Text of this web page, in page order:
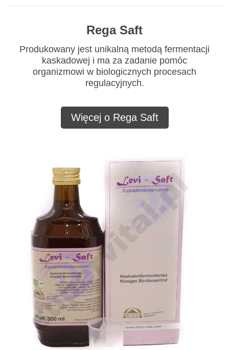
Rega Saft
Produkowany jest unikalną metodą fermentacji
kaskadowej i ma za zadanie pomóc
organizmowi w biologicznych procesach
regulacyjnych.
Więcej o Rega Saft